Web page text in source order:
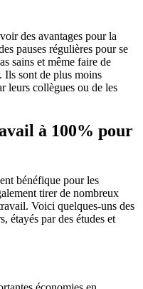
des avantages pour la
pauses régulières pour se
sains et même faire de
Ils sont de plus moins
leurs collègues ou de les
à 100% pour
bénéfique pour les
tirer de nombreux
Voici quelques-uns des
étayés par des études et